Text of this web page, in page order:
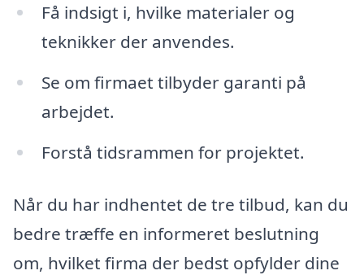
Få indsigt i, hvilke materialer og
teknikker der anvendes.
Se om firmaet tilbyder garanti på
arbejdet.
Forstå tidsrammen for projektet.
Når du har indhentet de tre tilbud, kan du
bedre træffe en informeret beslutning
om, hvilket firma der bedst opfylder dine